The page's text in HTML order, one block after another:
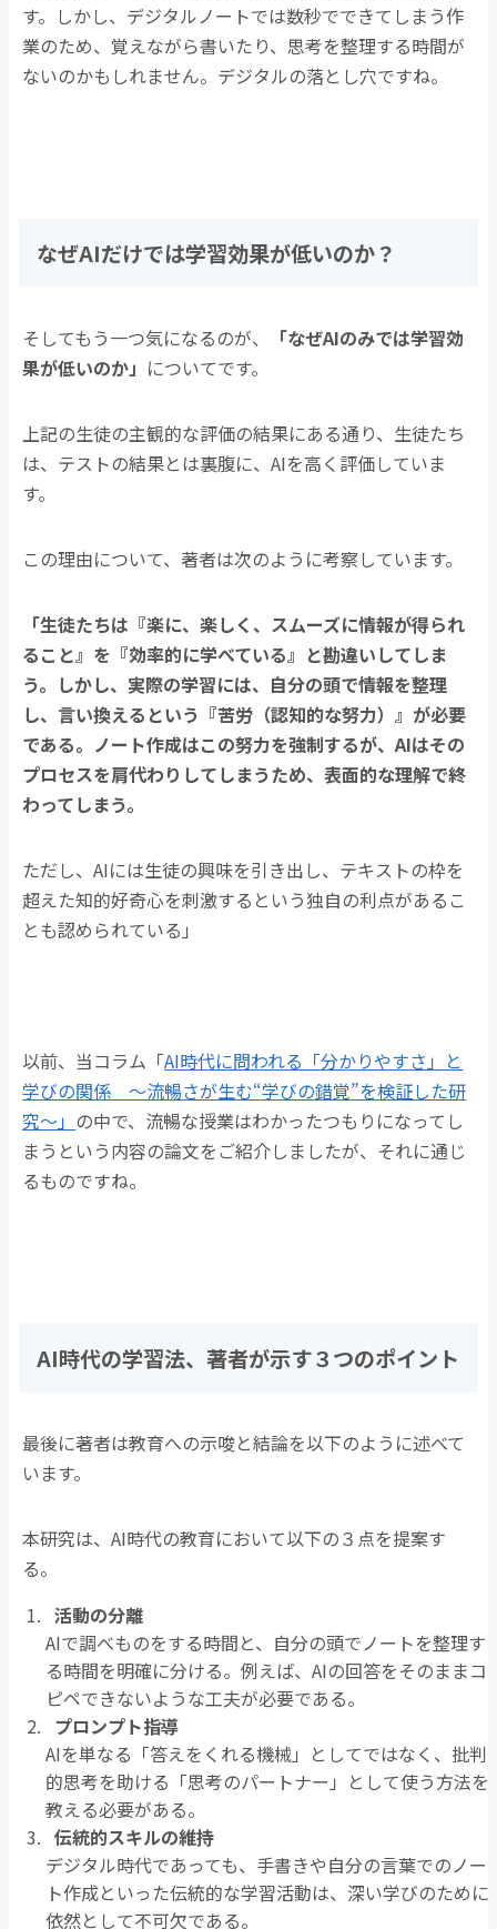
す。しかし、デジタルノートでは数秒でできてしまう作
業のため、覚えながら書いたり、思考を整理する時間が
ないのかもしれません。デジタルの落とし穴ですね。
なぜAIだけでは学習効果が低いのか？
そしてもう一つ気になるのが、 「なぜAIのみでは学習効
果が低いのか」 についてです。
上記の生徒の主観的な評価の結果にある通り、 生徒たち
は、テストの結果とは裏腹に、AIを高く評価していま
す。
この理由について、著者は次のように考察しています。
「生徒たちは『楽に、楽しく、スムーズに情報が得られ
ること』を『効率的に学べている』と勘違いしてしま
う。しかし、実際の学習には、自分の頭で情報を整理
し、言い換えるという『苦労（認知的な努力）』が必要
である。ノート作成はこの努力を強制するが、AIはその
プロセスを肩代わりしてしまうため、表面的な理解で終
わってしまう。
ただし、AIには生徒の興味を引き出し、テキストの枠を
超えた知的好奇心を刺激するという独自の利点があるこ
とも認められている」
以前、当コラム「AI時代に問われる「分かりやすさ」と
学びの関係 〜流暢さが生む“学びの錯覚”を検証した研
究〜」 の中で、流暢な授業はわかったつもりになってし
まうという内容の論文をご紹介しましたが、それに通じ
るものですね。
AI時代の学習法、著者が示す３つのポイント
最後に著者は教育への示唆と結論を以下のように述べて
います。
本研究は、AI時代の教育において以下の３点を提案す
る。
活動の分離
AIで調べものをする時間と、自分の頭でノートを整理す
る時間を明確に分ける。例えば、AIの回答をそのままコ
ピペできないような工夫が必要である。
プロンプト指導
AIを単なる「答えをくれる機械」としてではなく、批判
的思考を助ける「思考のパートナー」として使う方法を
教える必要がある。
伝統的スキルの維持
デジタル時代であっても、手書きや自分の言葉でのノー
ト作成といった伝統的な学習活動は、深い学びのために
依然として不可欠である。